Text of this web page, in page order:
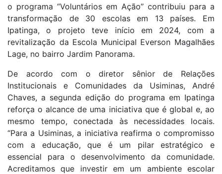
o programa “Voluntários em Ação” contribuiu para a
transformação de 30 escolas em 13 países. Em
Ipatinga, o projeto teve início em 2024, com a
revitalização da Escola Municipal Everson Magalhães
Lage, no bairro Jardim Panorama.
De acordo com o diretor sênior de Relações
Institucionais e Comunidades da Usiminas, André
Chaves, a segunda edição do programa em Ipatinga
reforça o alcance de uma iniciativa que é global e, ao
mesmo tempo, conectada às necessidades locais.
“Para a Usiminas, a iniciativa reafirma o compromisso
com a educação, que é um pilar estratégico e
essencial para o desenvolvimento da comunidade.
Acreditamos que investir em um ambiente escolar